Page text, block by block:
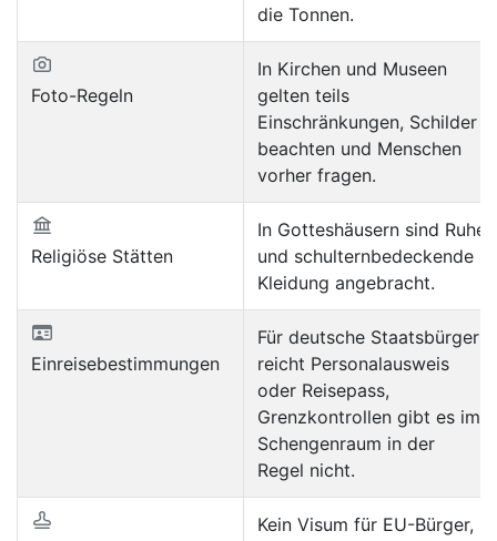
die Tonnen.
Foto-Regeln
In Kirchen und Museen
gelten teils
Einschränkungen, Schilder
beachten und Menschen
vorher fragen.
Religiöse Stätten
In Gotteshäusern sind Ruhe
und schulternbedeckende
Kleidung angebracht.
Einreisebestimmungen
Für deutsche Staatsbürger
reicht Personalausweis
oder Reisepass,
Grenzkontrollen gibt es im
Schengenraum in der
Regel nicht.
Kein Visum für EU-Bürger,